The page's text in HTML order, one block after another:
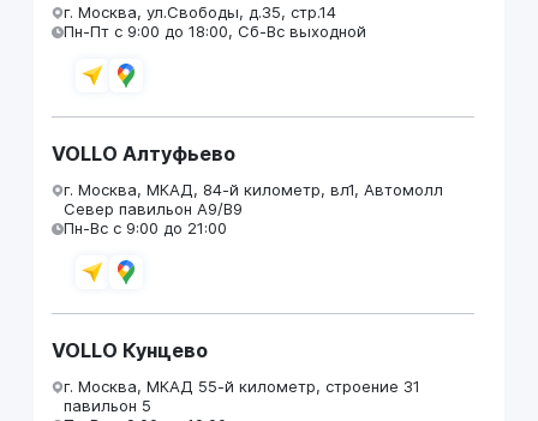
г. Москва, ул.Свободы, д.35, стр.14
Пн-Пт с 9:00 до 18:00, Сб-Вс выходной
VOLLO Алтуфьево
г. Москва, МКАД, 84-й километр, вл1, Автомолл
Север павильон А9/В9
Пн-Вс с 9:00 до 21:00
VOLLO Кунцево
г. Москва, МКАД 55-й километр, строение 31
павильон 5